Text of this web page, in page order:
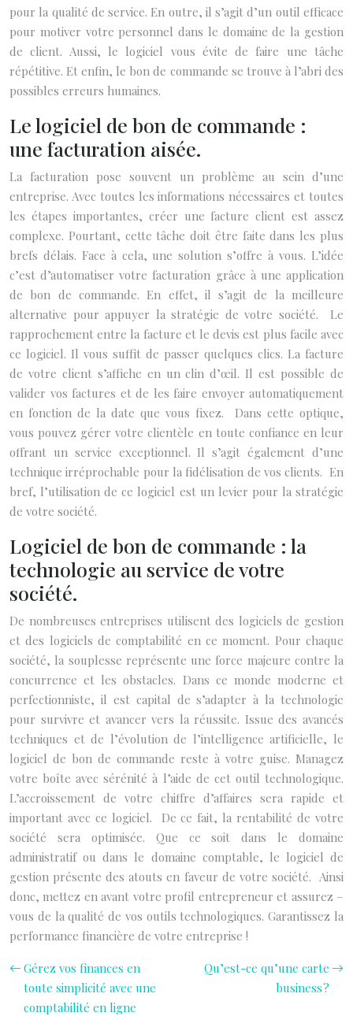
pour la qualité de service. En outre, il s’agit d’un outil efficace
pour motiver votre personnel dans le domaine de la gestion
de client. Aussi, le logiciel vous évite de faire une tâche
répétitive. Et enfin, le bon de commande se trouve à l’abri des
possibles erreurs humaines.
Le logiciel de bon de commande :
une facturation aisée.
La facturation pose souvent un problème au sein d’une
entreprise. Avec toutes les informations nécessaires et toutes
les étapes importantes, créer une facture client est assez
complexe. Pourtant, cette tâche doit être faite dans les plus
brefs délais. Face à cela, une solution s’offre à vous. L’idée
c’est d’automatiser votre facturation grâce à une application
de bon de commande. En effet, il s’agit de la meilleure
alternative pour appuyer la stratégie de votre société. Le
rapprochement entre la facture et le devis est plus facile avec
ce logiciel. Il vous suffit de passer quelques clics. La facture
de votre client s’affiche en un clin d’œil. Il est possible de
valider vos factures et de les faire envoyer automatiquement
en fonction de la date que vous fixez. Dans cette optique,
vous pouvez gérer votre clientèle en toute confiance en leur
offrant un service exceptionnel. Il s’agit également d’une
technique irréprochable pour la fidélisation de vos clients. En
bref, l’utilisation de ce logiciel est un levier pour la stratégie
de votre société.
Logiciel de bon de commande : la
technologie au service de votre
société.
De nombreuses entreprises utilisent des logiciels de gestion
et des logiciels de comptabilité en ce moment. Pour chaque
société, la souplesse représente une force majeure contre la
concurrence et les obstacles. Dans ce monde moderne et
perfectionniste, il est capital de s’adapter à la technologie
pour survivre et avancer vers la réussite. Issue des avancés
techniques et de l’évolution de l’intelligence artificielle, le
logiciel de bon de commande reste à votre guise. Managez
votre boîte avec sérénité à l’aide de cet outil technologique.
L’accroissement de votre chiffre d’affaires sera rapide et
important avec ce logiciel. De ce fait, la rentabilité de votre
société sera optimisée. Que ce soit dans le domaine
administratif ou dans le domaine comptable, le logiciel de
gestion présente des atouts en faveur de votre société. Ainsi
donc, mettez en avant votre profil entrepreneur et assurez –
vous de la qualité de vos outils technologiques. Garantissez la
performance financière de votre entreprise !
Gérez vos finances en
toute simplicité avec une
comptabilité en ligne
Qu’est-ce qu’une carte
business ?